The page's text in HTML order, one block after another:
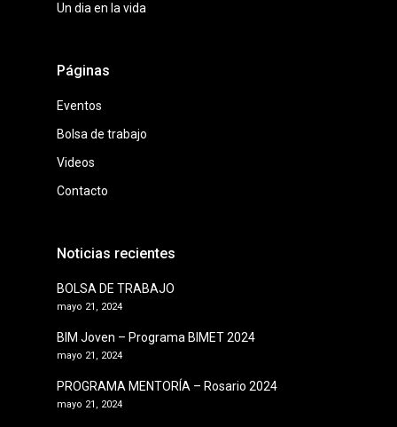
Un dia en la vida
Páginas
Eventos
Bolsa de trabajo
Videos
Contacto
Noticias recientes
BOLSA DE TRABAJO
mayo 21, 2024
BIM Joven – Programa BIMET 2024
mayo 21, 2024
PROGRAMA MENTORÍA – Rosario 2024
mayo 21, 2024